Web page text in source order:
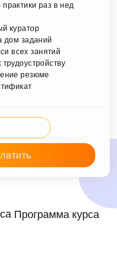
раз в нед
куратор
дом заданий
всех занятий
трудоустройству
резюме
Программа курса